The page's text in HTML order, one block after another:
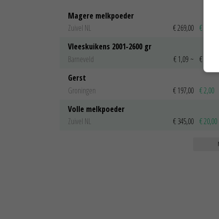
Magere melkpoeder
Zuivel NL
€ 269,00 € 7,00
Vleeskuikens 2001-2600 gr
Barneveld
€ 1,09 ~ € 1,11
Gerst
Groningen
€ 197,00 € 2,00
Volle melkpoeder
Zuivel NL
€ 345,00 € 20,00